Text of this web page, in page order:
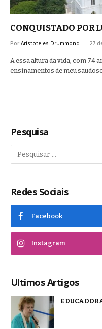
CONQUISTADO POR
Por Aristoteles Drummond 27
A essa altura da vida, com 74
ensinamentos de meu
Pesquisa
Redes Sociais
Facebook
Instagram
Ultimos Artigos